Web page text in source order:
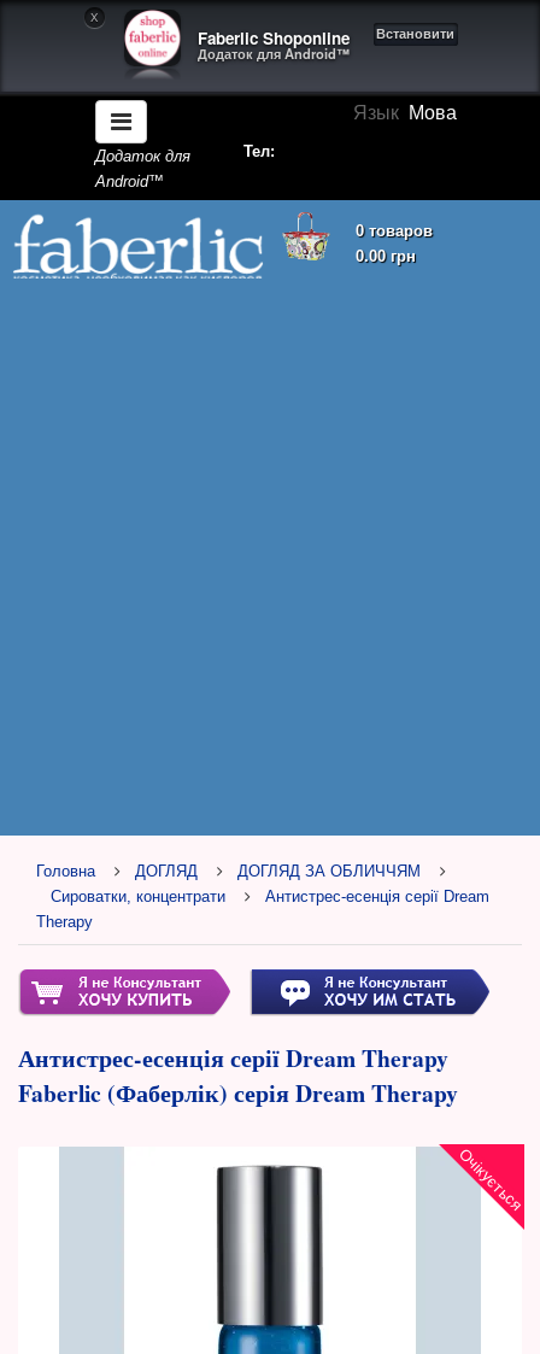
X
Faberlic Shoponline
Додаток для Android™
Встановити
Язык Мова
Додаток для
Android™
Тел:
0 товаров
0.00 грн
Кошик покупок порожній!
Головна ДОГЛЯД
ДОГЛЯД ЗА ОБЛИЧЧЯМ
Сироватки, концентрати
Антистрес-есенція серії Dream
Therapy
Антистрес-есенція серії Dream Therapy
Faberlic (Фаберлік) серія Dream Therapy
Очікується